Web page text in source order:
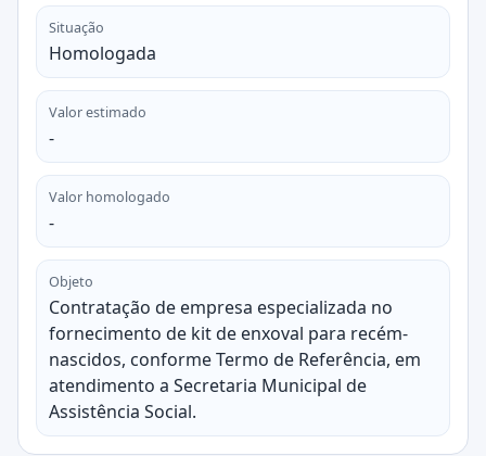
Situação
Homologada
Valor estimado
-
Valor homologado
-
Objeto
Contratação de empresa especializada no
fornecimento de kit de enxoval para recém-
nascidos, conforme Termo de Referência, em
atendimento a Secretaria Municipal de
Assistência Social.